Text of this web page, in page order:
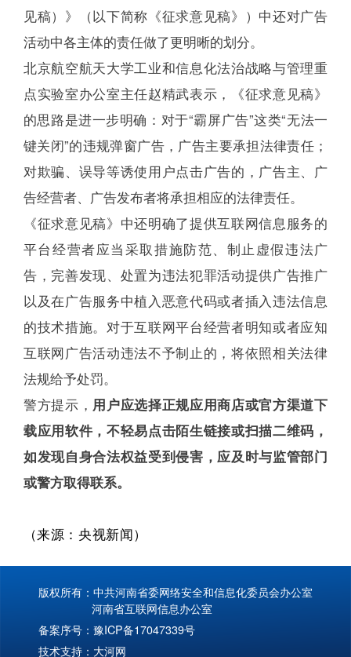
见稿）》（以下简称《征求意见稿》）中还对广告
活动中各主体的责任做了更明晰的划分。
北京航空航天大学工业和信息化法治战略与管理重
点实验室办公室主任赵精武表示，《征求意见稿》
的思路是进一步明确：对于“霸屏广告”这类“无法一
键关闭”的违规弹窗广告，广告主要承担法律责任；
对欺骗、误导等诱使用户点击广告的，广告主、广
告经营者、广告发布者将承担相应的法律责任。
《征求意见稿》中还明确了提供互联网信息服务的
平台经营者应当采取措施防范、制止虚假违法广
告，完善发现、处置为违法犯罪活动提供广告推广
以及在广告服务中植入恶意代码或者插入违法信息
的技术措施。对于互联网平台经营者明知或者应知
互联网广告活动违法不予制止的，将依照相关法律
法规给予处罚。
警方提示， 用户应选择正规应用商店或官方渠道下
载应用软件，不轻易点击陌生链接或扫描二维码，
如发现自身合法权益受到侵害，应及时与监管部门
或警方取得联系。
（来源：央视新闻）
版权所有：中共河南省委网络安全和信息化委员会办公室
河南省互联网信息办公室
备案序号： 豫ICP备17047339号
技术支持： 大河网